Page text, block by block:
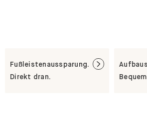
Fußleistenaussparung.
Direkt dran.